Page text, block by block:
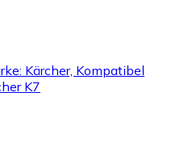
Kärcher, Kompatibel
K7